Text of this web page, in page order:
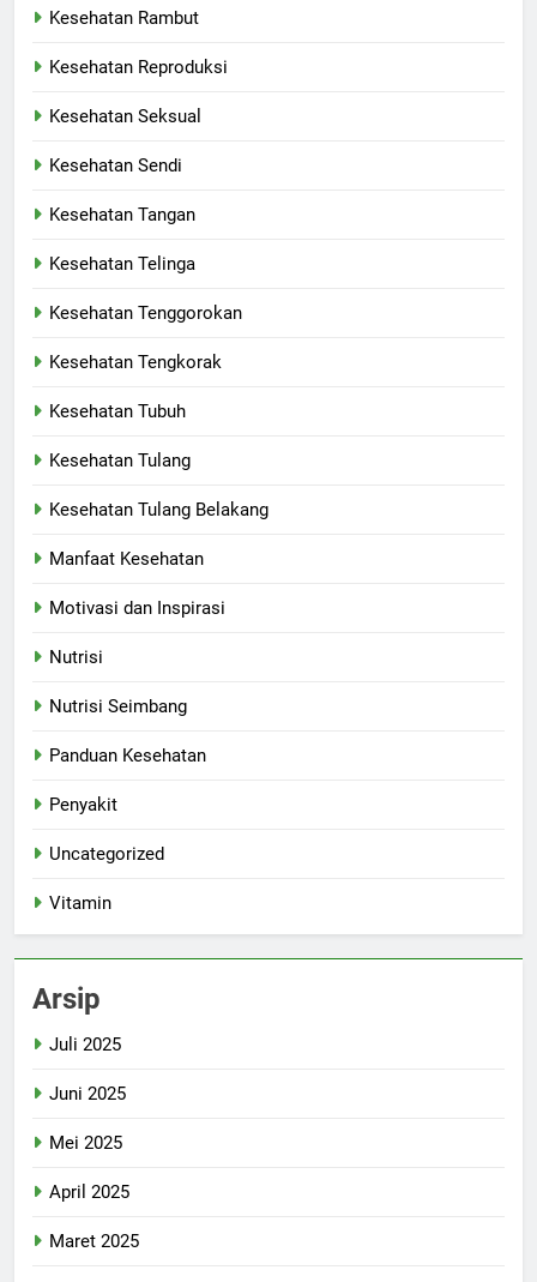
Kesehatan Rambut
Kesehatan Reproduksi
Kesehatan Seksual
Kesehatan Sendi
Kesehatan Tangan
Kesehatan Telinga
Kesehatan Tenggorokan
Kesehatan Tengkorak
Kesehatan Tubuh
Kesehatan Tulang
Kesehatan Tulang Belakang
Manfaat Kesehatan
Motivasi dan Inspirasi
Nutrisi
Nutrisi Seimbang
Panduan Kesehatan
Penyakit
Uncategorized
Vitamin
Arsip
Juli 2025
Juni 2025
Mei 2025
April 2025
Maret 2025